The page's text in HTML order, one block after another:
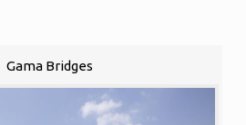
Gama Bridges